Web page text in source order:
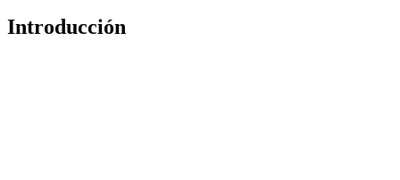
Introducción